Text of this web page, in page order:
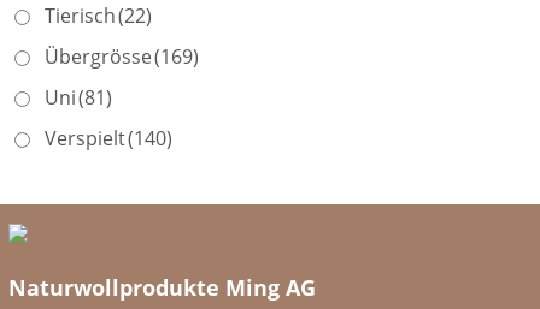
Tierisch(22)
Übergrösse(169)
Uni(81)
Verspielt(140)
Naturwollprodukte Ming AG